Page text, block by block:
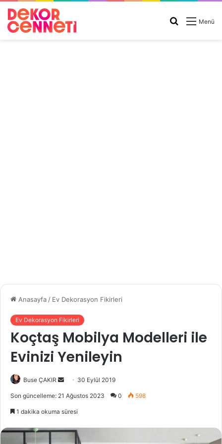
Menü
Arama
Anasayfa / Ev Dekorasyon Fikirleri
Ev Dekorasyon Fikirleri
Koçtaş Mobilya Modelleri ile
Evinizi Yenileyin
Buse ÇAKIR
e
-
30 Eylül 2019
Son güncelleme: 21 Ağustos 2023 0 598
1 dakika okuma süresi